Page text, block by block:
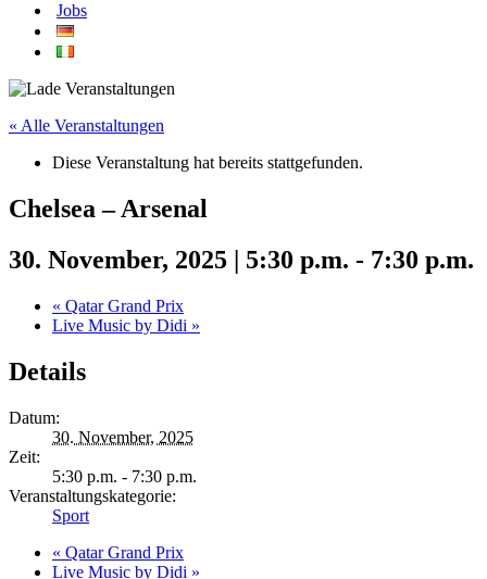
Jobs
« Alle Veranstaltungen
Diese Veranstaltung hat bereits stattgefunden.
Chelsea – Arsenal
30. November, 2025 | 5:30 p.m. - 7:30 p.m.
« Qatar Grand Prix
Live Music by Didi »
Details
Datum:
30. November, 2025
Zeit:
5:30 p.m. - 7:30 p.m.
Veranstaltungskategorie:
Sport
« Qatar Grand Prix
Live Music by Didi »